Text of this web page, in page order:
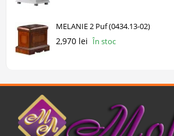
MELANIE 2 Puf (0434.13-02)
2,970 lei În stoc